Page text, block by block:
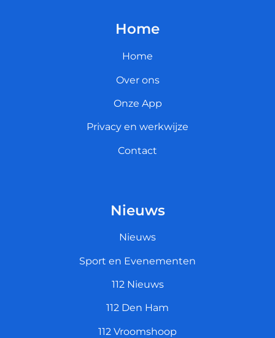
Home
Home
Over ons
Onze App
Privacy en werkwijze
Contact
Nieuws
Nieuws
Sport en Evenementen
112 Nieuws
112 Den Ham
112 Vroomshoop